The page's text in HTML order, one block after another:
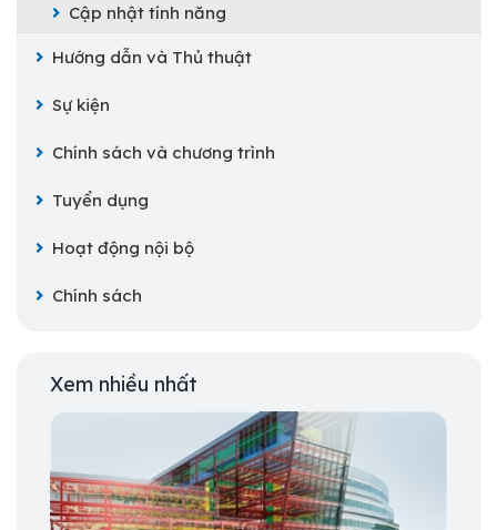
Cập nhật tính năng
Hướng dẫn và Thủ thuật
Sự kiện
Chính sách và chương trình
Tuyển dụng
Hoạt động nội bộ
Chính sách
Xem nhiều nhất